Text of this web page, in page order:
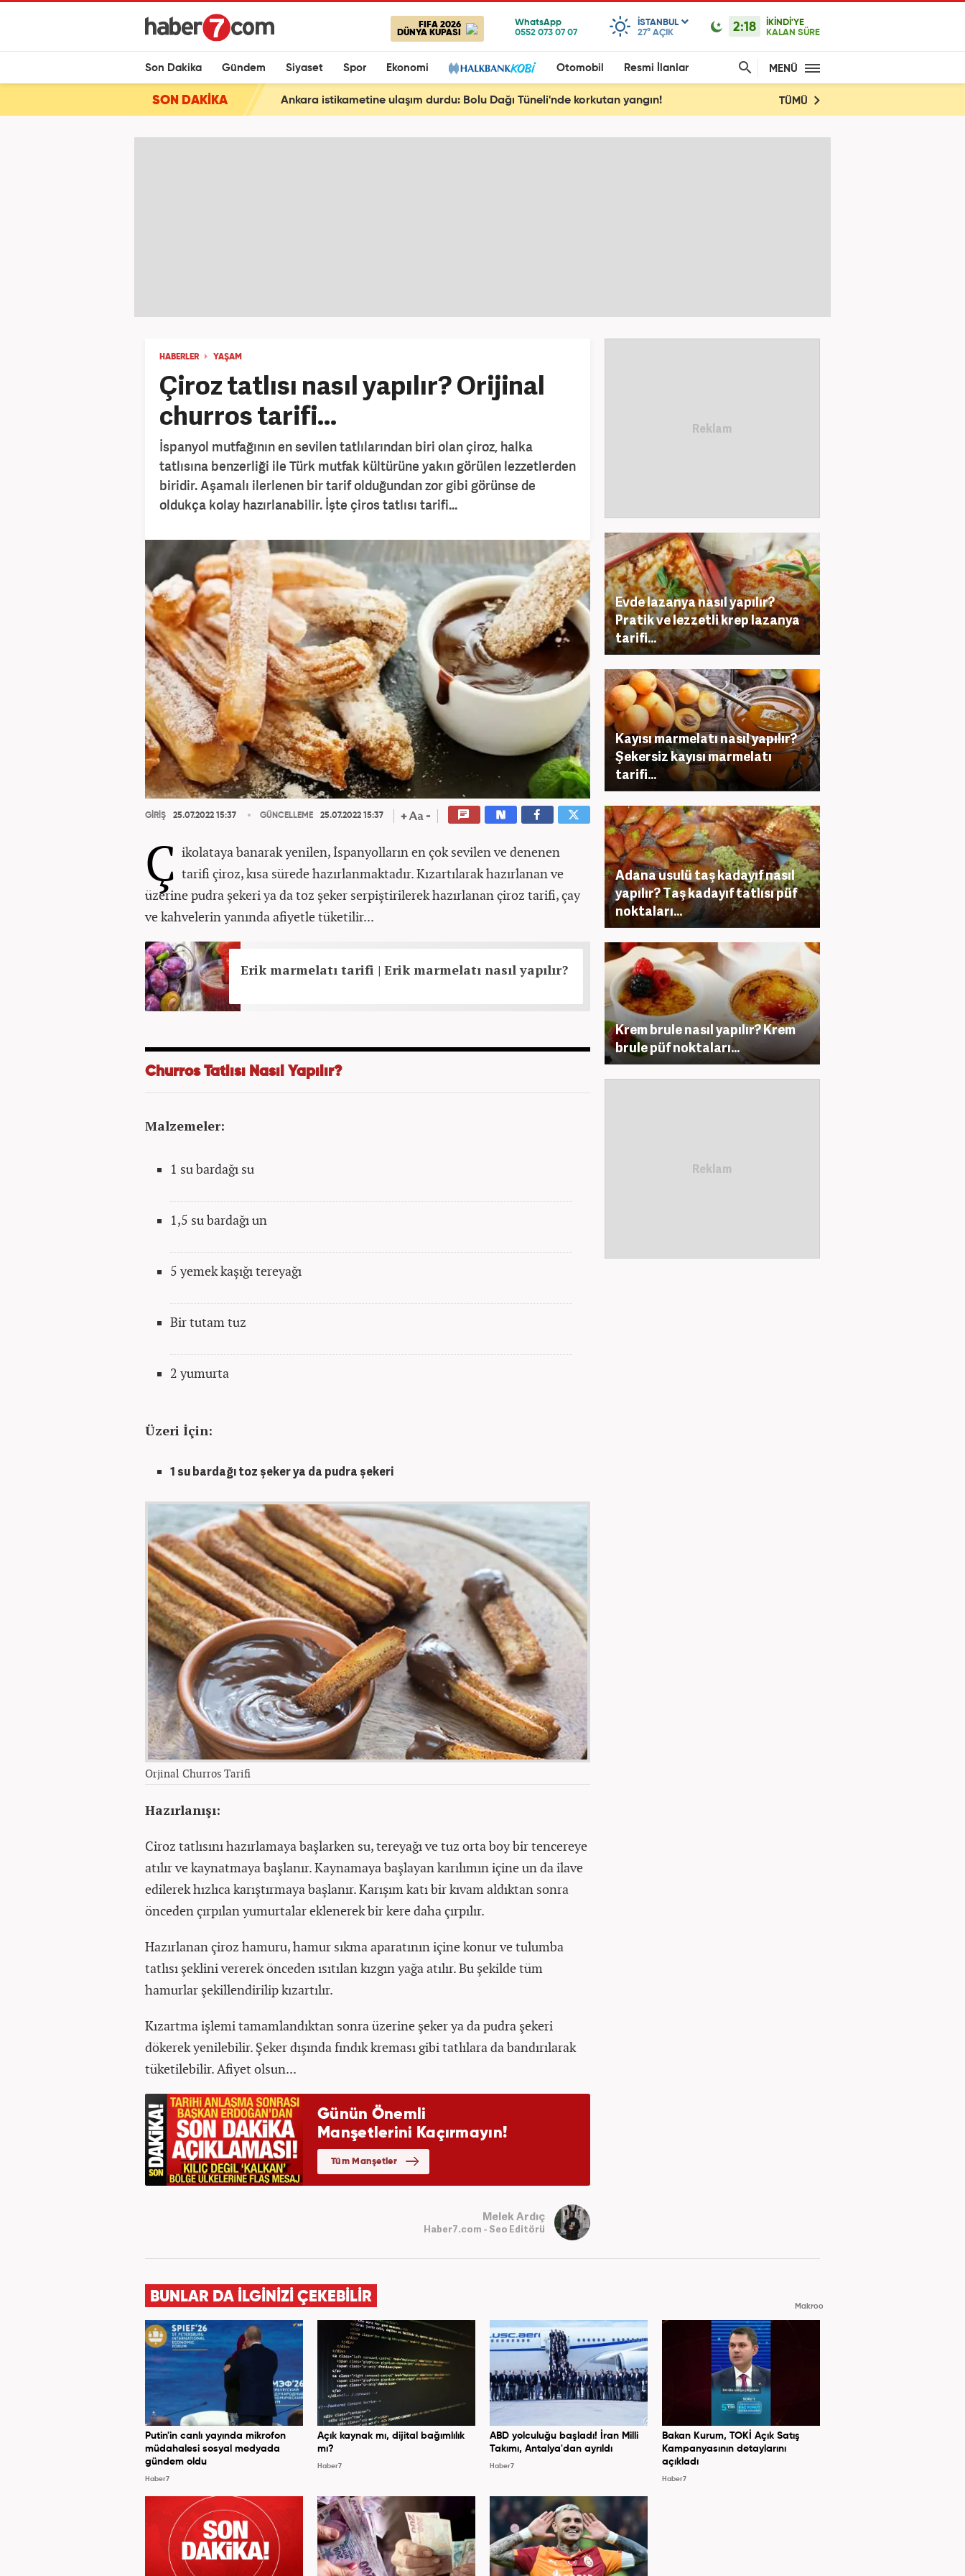
FIFA 2026
DÜNYA KUPASI
ISTANBUL
27° AÇIK 2:18
İKİNDİ'YE
KALAN SÜRE
Son Dakika Gündem Siyaset Spor Ekonomi Otomobil Resmi İlanlar MENÜ
SON DAKİKA Ankara istikametine ulaşım durdu: Bolu Dağı Tüneli'nde korkutan yangın! TÜMÜ
HABERLER YAŞAM
Çiroz tatlısı nasıl yapılır? Orijinal
churros tarifi...
İspanyol mutfağının en sevilen tatlılarından biri olan çiroz, halka
tatlısına benzerliği ile Türk mutfak kültürüne yakın görülen lezzetlerden
biridir. Aşamalı ilerlenen bir tarif olduğundan zor gibi görünse de
oldukça kolay hazırlanabilir. İşte çiros tatlısı tarifi...
GİRİŞ 25.07.2022 15:37 GÜNCELLEME 25.07.2022 15:37
Ç ikolataya banarak yenilen, İspanyolların en çok sevilen ve denenen
tarifi çiroz, kısa sürede hazırlanmaktadır. Kızartılarak hazırlanan ve
üzerine pudra şekeri ya da toz şeker serpiştirilerek hazırlanan çiroz tarifi, çay
ve kahvelerin yanında afiyetle tüketilir...
Erik marmelatı tarifi | Erik marmelatı nasıl yapılır?
Churros Tatlısı Nasıl Yapılır?
Malzemeler:
1 su bardağı su
1,5 su bardağı un
5 yemek kaşığı tereyağı
Bir tutam tuz
2 yumurta
Üzeri İçin:
1 su bardağı toz şeker ya da pudra şekeri
Orjinal Churros Tarifi
Hazırlanışı:
Ciroz tatlısını hazırlamaya başlarken su, tereyağı ve tuz orta boy bir tencereye
atılır ve kaynatmaya başlanır. Kaynamaya başlayan karılımın içine un da ilave
edilerek hızlıca karıştırmaya başlanır. Karışım katı bir kıvam aldıktan sonra
önceden çırpılan yumurtalar eklenerek bir kere daha çırpılır.
Hazırlanan çiroz hamuru, hamur sıkma aparatının içine konur ve tulumba
tatlısı şeklini vererek önceden ısıtılan kızgın yağa atılır. Bu şekilde tüm
hamurlar şekillendirilip kızartılır.
Kızartma işlemi tamamlandıktan sonra üzerine şeker ya da pudra şekeri
dökerek yenilebilir. Şeker dışında fındık kreması gibi tatlılara da bandırılarak
tüketilebilir. Afiyet olsun...
Melek Ardıç
Haber7.com - Seo Editörü
Evde lazanya nasıl yapılır?
Pratik ve lezzetli krep lazanya
tarifi...
Kayısı marmelatı nasıl yapılır?
Şekersiz kayısı marmelatı
tarifi...
Adana usulü taş kadayıf nasıl
yapılır? Taş kadayıf tatlısı püf
noktaları...
Krem brule nasıl yapılır? Krem
brule püf noktaları...
BUNLAR DA İLGİNİZİ ÇEKEBİLİR
Makroo
Putin'in canlı yayında mikrofon
müdahalesi sosyal medyada
gündem oldu
Haber7
Açık kaynak mı, dijital bağımlılık
mı?
Haber7
ABD yolculuğu başladı! İran Milli
Takımı, Antalya'dan ayrıldı
Haber7
Bakan Kurum, TOKİ Açık Satış
Kampanyasının detaylarını
açıkladı
Haber7